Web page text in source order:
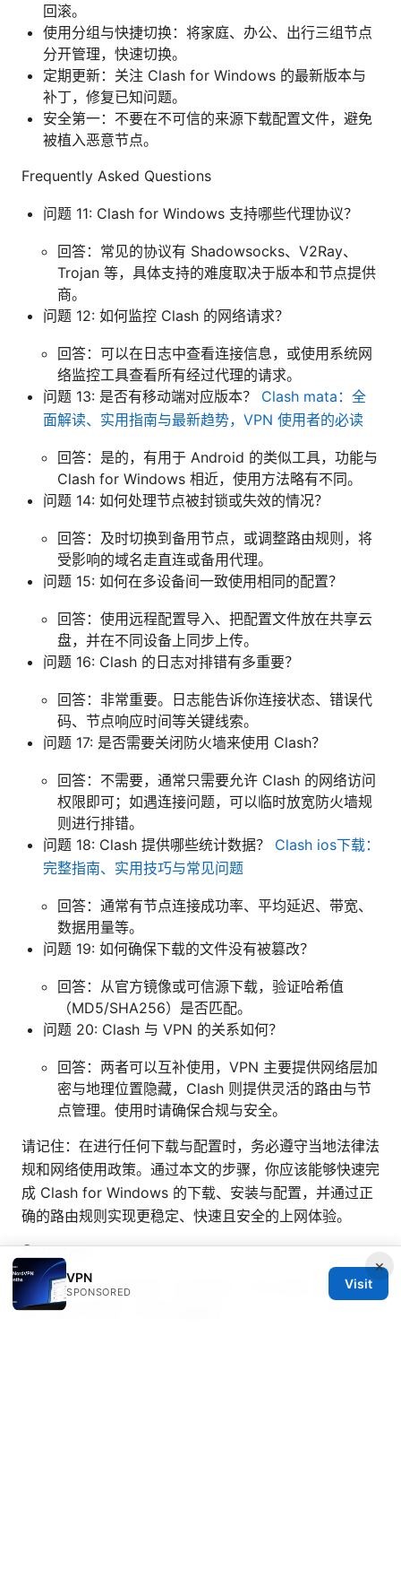
回滚。
使用分组与快捷切换：将家庭、办公、出行三组节点
分开管理，快速切换。
定期更新：关注 Clash for Windows 的最新版本与
补丁，修复已知问题。
安全第一：不要在不可信的来源下载配置文件，避免
被植入恶意节点。
Frequently Asked Questions
问题 11: Clash for Windows 支持哪些代理协议？
回答：常见的协议有 Shadowsocks、V2Ray、
Trojan 等，具体支持的难度取决于版本和节点提供
商。
问题 12: 如何监控 Clash 的网络请求？
回答：可以在日志中查看连接信息，或使用系统网
络监控工具查看所有经过代理的请求。
问题 13: 是否有移动端对应版本？ Clash mata：全
面解读、实用指南与最新趋势，VPN 使用者的必读
回答：是的，有用于 Android 的类似工具，功能与
Clash for Windows 相近，使用方法略有不同。
问题 14: 如何处理节点被封锁或失效的情况？
回答：及时切换到备用节点，或调整路由规则，将
受影响的域名走直连或备用代理。
问题 15: 如何在多设备间一致使用相同的配置？
回答：使用远程配置导入、把配置文件放在共享云
盘，并在不同设备上同步上传。
问题 16: Clash 的日志对排错有多重要？
回答：非常重要。日志能告诉你连接状态、错误代
码、节点响应时间等关键线索。
问题 17: 是否需要关闭防火墙来使用 Clash？
回答：不需要，通常只需要允许 Clash 的网络访问
权限即可；如遇连接问题，可以临时放宽防火墙规
则进行排错。
问题 18: Clash 提供哪些统计数据？ Clash ios下载：
完整指南、实用技巧与常见问题
回答：通常有节点连接成功率、平均延迟、带宽、
数据用量等。
问题 19: 如何确保下载的文件没有被篡改？
回答：从官方镜像或可信源下载，验证哈希值
（MD5/SHA256）是否匹配。
问题 20: Clash 与 VPN 的关系如何？
回答：两者可以互补使用，VPN 主要提供网络层加
密与地理位置隐藏，Clash 则提供灵活的路由与节
点管理。使用时请确保合规与安全。
请记住：在进行任何下载与配置时，务必遵守当地法律法
规和网络使用政策。通过本文的步骤，你应该能够快速完
成 Clash for Windows 的下载、安装与配置，并通过正
确的路由规则实现更稳定、快速且安全的上网体验。
Sources:
机场 github 全面攻略：机场资源、VPN 使用、配置教
程、隐私与安全、常见问题解答
×
VPN
SPONSORED
Visit